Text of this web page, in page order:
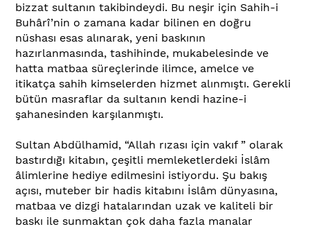
bizzat sultanın takibindeydi. Bu neşir için Sahih-i
Buhârî’nin o zamana kadar bilinen en doğru
nüshası esas alınarak, yeni baskının
hazırlanmasında, tashihinde, mukabelesinde ve
hatta matbaa süreçlerinde ilimce, amelce ve
itikatça sahih kimselerden hizmet alınmıştı. Gerekli
bütün masraflar da sultanın kendi hazine-i
şahanesinden karşılanmıştı.
Sultan Abdülhamid, “Allah rızası için vakıf ” olarak
bastırdığı kitabın, çeşitli memleketlerdeki İslâm
âlimlerine hediye edilmesini istiyordu. Şu bakış
açısı, muteber bir hadis kitabını İslâm dünyasına,
matbaa ve dizgi hatalarından uzak ve kaliteli bir
baskı ile sunmaktan çok daha fazla manalar